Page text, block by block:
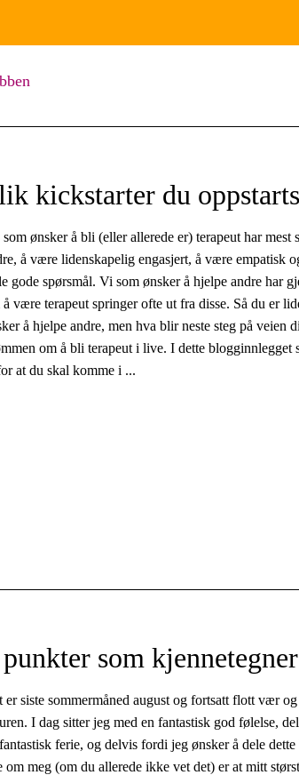
kickstarter du
ønsker å bli (eller allerede er) terapeut har mest
å være lidenskapelig engasjert, å være empatisk
gode spørsmål. Vi som ønsker å hjelpe andre har
å være terapeut springer ofte ut fra disse. Så du er
å hjelpe andre, men hva blir neste steg på veien
om å bli terapeut i live. I dette blogginnlegget
at du skal komme i ...
som
er siste sommermåned august og fortsatt flott vær
I dag sitter jeg med en fantastisk god følelse,
ferie, og delvis fordi jeg ønsker å dele
om meg (om du allerede ikke vet det) er at mitt